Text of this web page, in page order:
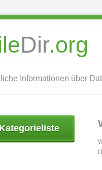
Dir.org
Informationen über
Kategorieliste